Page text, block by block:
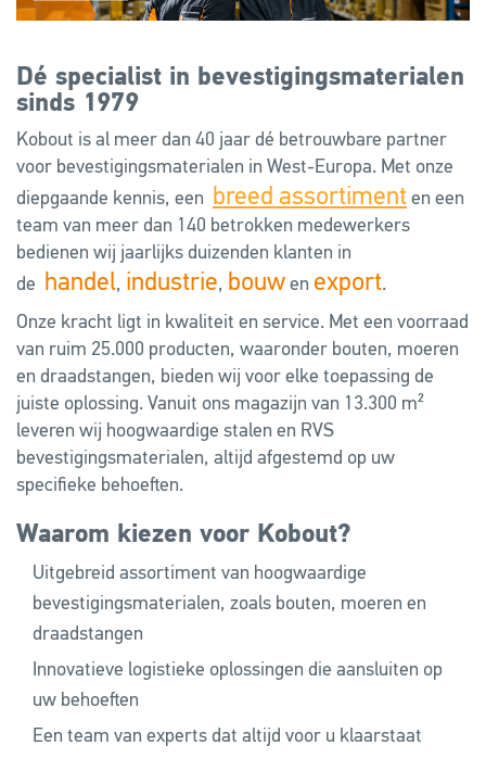
Dé specialist in bevestigingsmaterialen
sinds 1979
Kobout is al meer dan 40 jaar dé betrouwbare partner
voor bevestigingsmaterialen in West-Europa. Met onze
diepgaande kennis, een
breed assortiment en een
team van meer dan 140 betrokken medewerkers
bedienen wij jaarlijks duizenden klanten in
de
handel, industrie, bouw en export.
Onze kracht ligt in kwaliteit en service. Met een voorraad
van ruim 25.000 producten, waaronder bouten, moeren
en draadstangen, bieden wij voor elke toepassing de
juiste oplossing. Vanuit ons magazijn van 13.300 m²
leveren wij hoogwaardige stalen en RVS
bevestigingsmaterialen, altijd afgestemd op uw
specifieke behoeften.
Waarom kiezen voor Kobout?
Uitgebreid assortiment van hoogwaardige
bevestigingsmaterialen, zoals bouten, moeren en
draadstangen
Innovatieve logistieke oplossingen die aansluiten op
uw behoeften
Een team van experts dat altijd voor u klaarstaat